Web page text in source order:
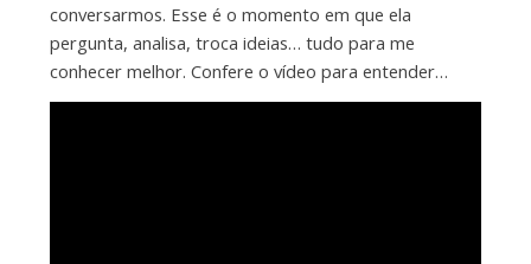
conversarmos. Esse é o momento em que ela
pergunta, analisa, troca ideias… tudo para me
conhecer melhor. Confere o vídeo para entender…